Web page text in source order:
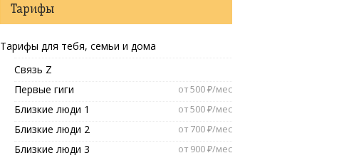
Тарифы
Тарифы для тебя, семьи и дома
Связь Z
Первые гиги
от 500 ₽/мес
Близкие люди 1 от 500 ₽/мес
Близкие люди 2 от 700 ₽/мес
Близкие люди 3 от 900 ₽/мес